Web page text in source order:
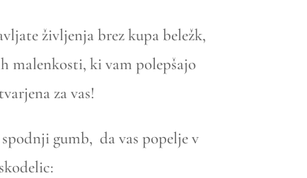
življenja brez kupa beležk,
ki vam polepšajo
za vas!
gumb, da vas popelje v